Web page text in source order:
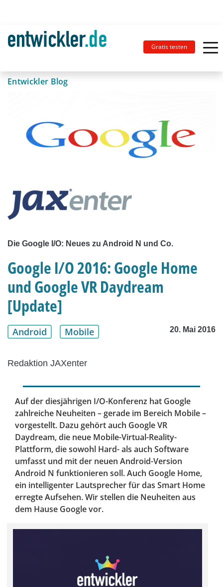
Gratis testen
Entwickler Blog
Die Google I/O: Neues zu Android N und Co.
Google I/O 2016: Google Home
und Google VR Daydream
[Update]
Android Mobile 20. Mai 2016
Redaktion JAXenter
Auf der diesjährigen I/O-Konferenz hat Google
zahlreiche Neuheiten – gerade im Bereich Mobile –
vorgestellt. Dazu gehört auch Google VR
Daydream, die neue Mobile-Virtual-Reality-
Plattform, die sowohl Hard- als auch Software
umfasst und mit der neuen Android-Version
Android N funktionieren soll. Auch Google Home,
ein intelligenter Lautsprecher für das Smart Home
erregte Aufsehen. Wir stellen die Neuheiten aus
dem Hause Google vor.